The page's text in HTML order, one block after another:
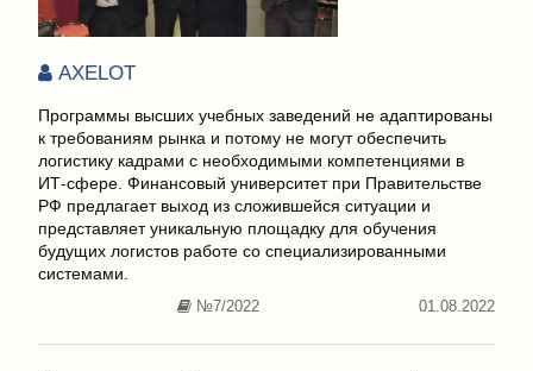
AXELOT
Программы высших учебных заведений не адаптированы
к требованиям рынка и потому не могут обеспечить
логистику кадрами с необходимыми компетенциями в
ИТ-сфере. Финансовый университет при Правительстве
РФ предлагает выход из сложившейся ситуации и
представляет уникальную площадку для обучения
будущих логистов работе со специализированными
системами.
№7/2022 01.08.2022